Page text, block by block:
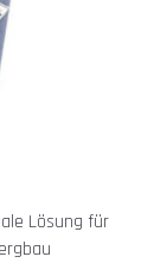
Lösung für